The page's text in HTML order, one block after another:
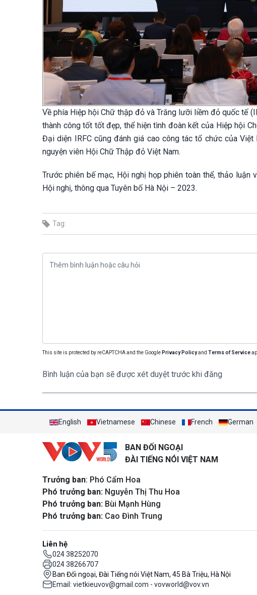
Về phía Hiệp hội Chữ thập đỏ và Trăng lưỡi liềm đỏ quốc tế
thành công tốt tốt đẹp, thể hiện tình đoàn kết của Hiệp hội
Đại diện IRFC cũng đánh giá cao công tác tổ chức của
nguyện viên Hội Chữ Thập đỏ Việt Nam.
Trước phiên bế mạc, Hội nghị họp phiên toàn thể, thảo
Hội nghị, thông qua Tuyên bố Hà Nội – 2023.
Tag:
This site is protected by reCAPTCHA and the Google Privacy Policyand Terms of Service
Bình luận của bạn sẽ được xét duyệt trước khi đăng
English Vietnamese Chinese French German
BAN ĐỐI NGOẠI
ĐÀI TIẾNG NÓI VIỆT NAM
Trưởng ban: Phó Cẩm Hoa
Phó trưởng ban: Nguyễn Thị Thu Hoa
Phó trưởng ban: Bùi Mạnh Hùng
Phó trưởng ban: Cao Đình Trung
Liên hệ
024 38252070
024 38266707
Ban Đối ngoại, Đài Tiếng nói Việt Nam, 45 Bà Triệu, Hà Nội
Email: vietkieuvov@gmail.com - vovworld@vov.vn